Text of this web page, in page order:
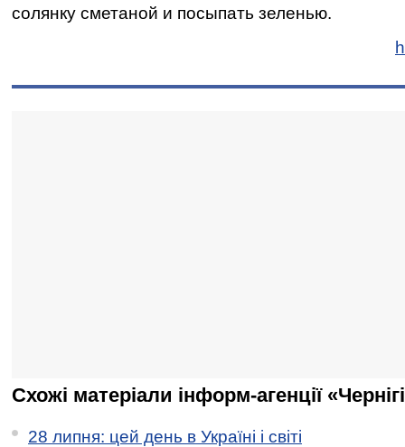
солянку сметаной и посыпать зеленью.
Схожі матеріали інформ-агенції
28 липня: цей день в Україні і світі